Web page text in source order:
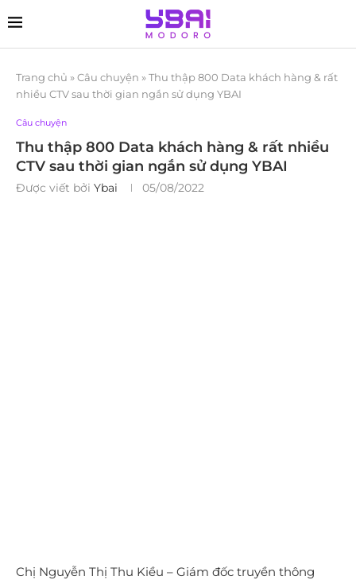
Trang chủ »Câu chuyện »Thu thập 800 Data khách hàng & rất
nhiều CTV sau thời gian ngắn sử dụng YBAI
Câu chuyện
Thu thập 800 Data khách hàng & rất nhiều
CTV sau thời gian ngắn sử dụng YBAI
Được viết bởi Ybai 05/08/2022
Chị Nguyễn Thị Thu Kiều – Giám đốc truyền thông